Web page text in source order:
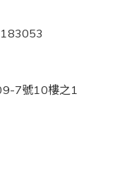
7號10樓之1